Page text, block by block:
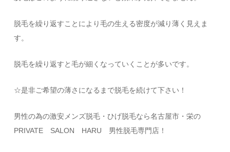
脱毛を繰り返すことにより毛の生える密度が減り薄く見えま
す。
脱毛を繰り返すと毛が細くなっていくことが多いです。
☆是非ご希望の薄さになるまで脱毛を続けて下さい！
男性の為の激安メンズ脱毛・ひげ脱毛なら名古屋市・栄の
PRIVATE SALON HARU 男性脱毛専門店！